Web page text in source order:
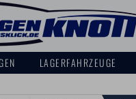
LAGERFAHRZEUGE